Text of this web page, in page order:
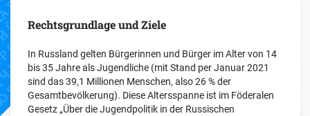
Rechtsgrundlage und Ziele
In Russland gelten Bürgerinnen und Bürger im Alter von 14
bis 35 Jahre als Jugendliche (mit Stand per Januar 2021
sind das 39,1 Millionen Menschen, also 26 % der
Gesamtbevölkerung). Diese Altersspanne ist im Föderalen
Gesetz „Über die Jugendpolitik in der Russischen